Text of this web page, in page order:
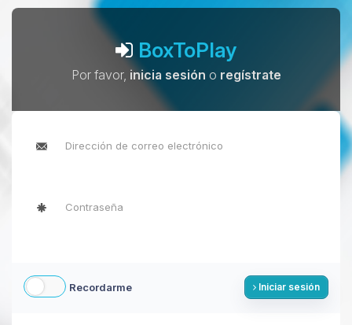
BoxToPlay
Por favor, inicia sesión o regístrate
Recordarme Iniciar sesión